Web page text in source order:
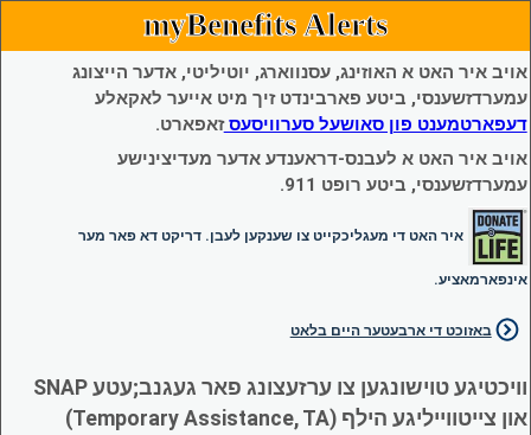
myBenefits Alerts
אויב איר האט א האוזינג, עסנווארג, יוטיליטי, אדער הייצונג
עמערדזשענסי, ביטע פארבינדט זיך מיט אייער לאקאלע
דעפארטמענט פון סאושעל סערוויסעסזאפארט.
אויב איר האט א לעבנס-דראענדע אדער מעדיצינישע
עמערדזשענסי, ביטע רופט 911.
איר האט די מעגליכקייט צו שענקען לעבן. דריקט דא פאר מער
אינפארמאציע.
באזוכט די ארבעטער היים בלאט
וויכטיגע טוישונגען צו ערזעצונג פאר געגנב;עטע SNAP
און צייטווייליגע הילף (Temporary Assistance, TA)